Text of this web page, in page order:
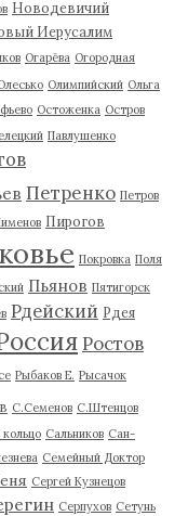
Новодевичий
Иерусалим
Огарёва Огородная
Олимпийский Ольга
Остоженка Остров
Павлушенко
Петренко Петров
Пирогов
Покровка Поля
Пьянов Пятигорск
Рдейский Рдея
Ростов
Рыбаков Е. Рысачок
С.Семенов С.Штенцов
Сальников Сан-
Семейный Доктор
Сергей Кузнецов
Серпухов Сетунь